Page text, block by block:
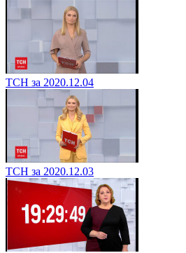
ТСН за 2020.12.04
ТСН за 2020.12.03